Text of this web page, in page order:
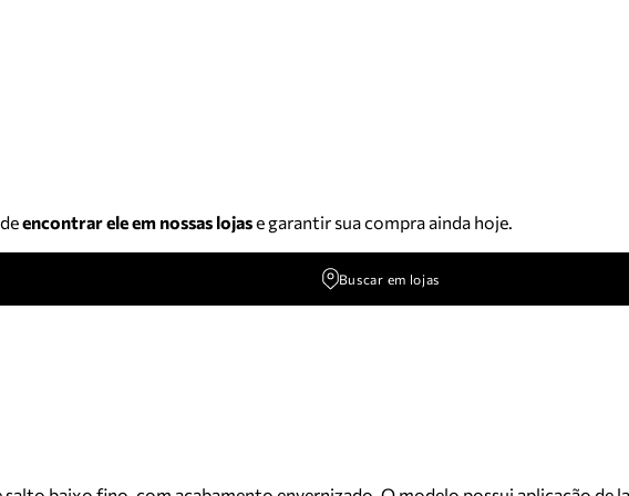
encontrar ele em nossas lojase garantir sua compra ainda hoje.
Buscar em lojas